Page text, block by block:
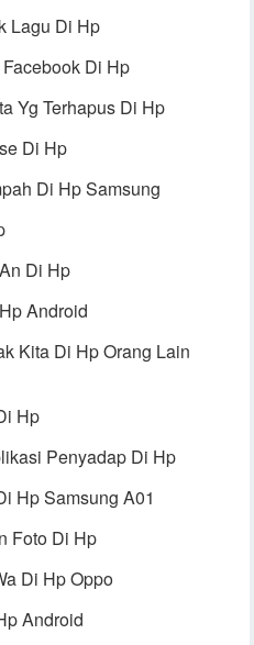
Lagu Di Hp
Di Hp
Yg Terhapus Di Hp
Di Hp
Di Hp Samsung
Di Hp
Android
Kita Di Hp Orang Lain
Hp
Penyadap Di Hp
Hp Samsung A01
Foto Di Hp
Di Hp Oppo
Android